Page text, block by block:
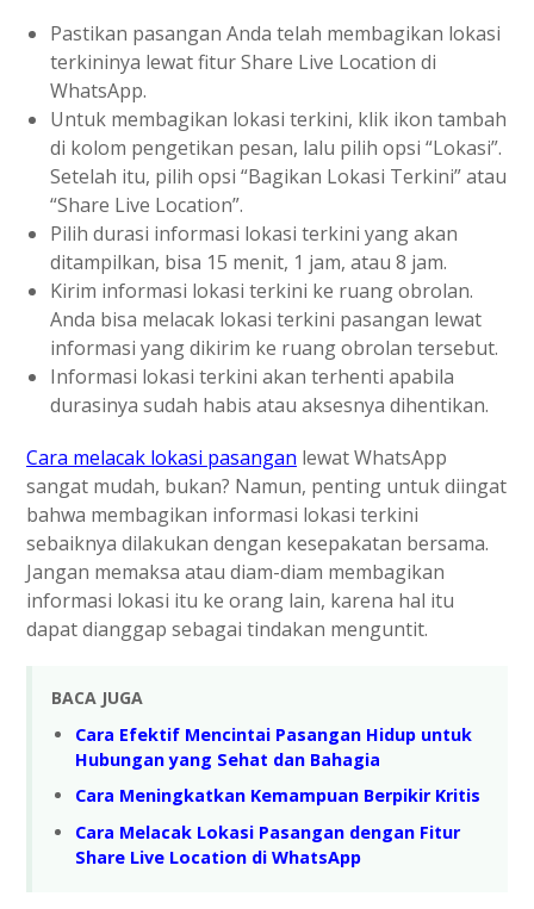
Pastikan pasangan Anda telah membagikan lokasi
terkininya lewat fitur Share Live Location di
WhatsApp.
Untuk membagikan lokasi terkini, klik ikon tambah
di kolom pengetikan pesan, lalu pilih opsi “Lokasi”.
Setelah itu, pilih opsi “Bagikan Lokasi Terkini” atau
“Share Live Location”.
Pilih durasi informasi lokasi terkini yang akan
ditampilkan, bisa 15 menit, 1 jam, atau 8 jam.
Kirim informasi lokasi terkini ke ruang obrolan.
Anda bisa melacak lokasi terkini pasangan lewat
informasi yang dikirim ke ruang obrolan tersebut.
Informasi lokasi terkini akan terhenti apabila
durasinya sudah habis atau aksesnya dihentikan.
Cara melacak lokasi pasangan lewat WhatsApp
sangat mudah, bukan? Namun, penting untuk diingat
bahwa membagikan informasi lokasi terkini
sebaiknya dilakukan dengan kesepakatan bersama.
Jangan memaksa atau diam-diam membagikan
informasi lokasi itu ke orang lain, karena hal itu
dapat dianggap sebagai tindakan menguntit.
BACA JUGA
Cara Efektif Mencintai Pasangan Hidup untuk
Hubungan yang Sehat dan Bahagia
Cara Meningkatkan Kemampuan Berpikir Kritis
Cara Melacak Lokasi Pasangan dengan Fitur
Share Live Location di WhatsApp